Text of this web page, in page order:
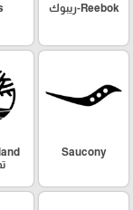
Reebok-ريبوك
Saucony